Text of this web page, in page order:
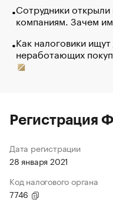
Сотрудники
компаниям. Зачем
Как налоговики
неработающих
Регистрация
Дата регистрации
28 января 2021
Код налогового органа
7746